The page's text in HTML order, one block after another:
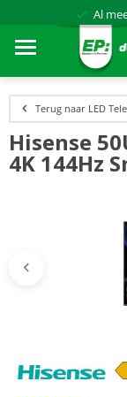
Al
Terug naar LED
Hisense
4K 144Hz